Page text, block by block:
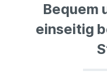
Bequem
einseitig